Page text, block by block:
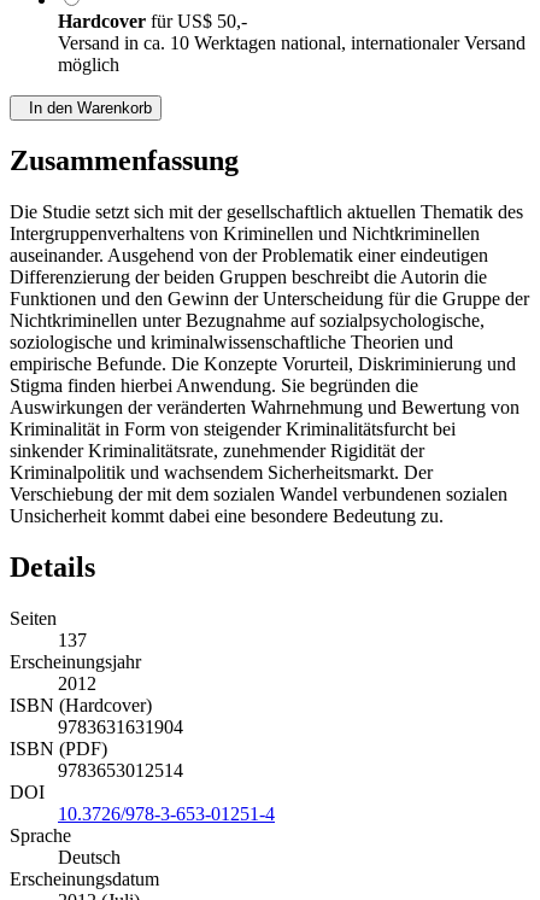
Hardcover fürUS$ 50,-
Versand in ca. 10 Werktagen national, internationaler Versand
möglich
In den Warenkorb
Zusammenfassung
Die Studie setzt sich mit der gesellschaftlich aktuellen Thematik des
Intergruppenverhaltens von Kriminellen und Nichtkriminellen
auseinander. Ausgehend von der Problematik einer eindeutigen
Differenzierung der beiden Gruppen beschreibt die Autorin die
Funktionen und den Gewinn der Unterscheidung für die Gruppe der
Nichtkriminellen unter Bezugnahme auf sozialpsychologische,
soziologische und kriminalwissenschaftliche Theorien und
empirische Befunde. Die Konzepte Vorurteil, Diskriminierung und
Stigma finden hierbei Anwendung. Sie begründen die
Auswirkungen der veränderten Wahrnehmung und Bewertung von
Kriminalität in Form von steigender Kriminalitätsfurcht bei
sinkender Kriminalitätsrate, zunehmender Rigidität der
Kriminalpolitik und wachsendem Sicherheitsmarkt. Der
Verschiebung der mit dem sozialen Wandel verbundenen sozialen
Unsicherheit kommt dabei eine besondere Bedeutung zu.
Details
Seiten
137
Erscheinungsjahr
2012
ISBN (Hardcover)
9783631631904
ISBN (PDF)
9783653012514
DOI
10.3726/978-3-653-01251-4
Sprache
Deutsch
Erscheinungsdatum